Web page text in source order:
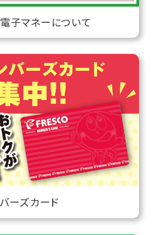
電子マネーについて
ーズカード